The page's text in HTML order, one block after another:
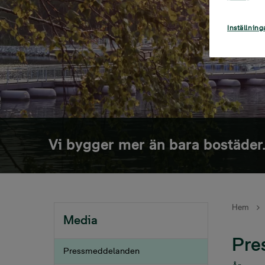
Vi bygger mer än bara
Media
Pressmeddelanden
Hem